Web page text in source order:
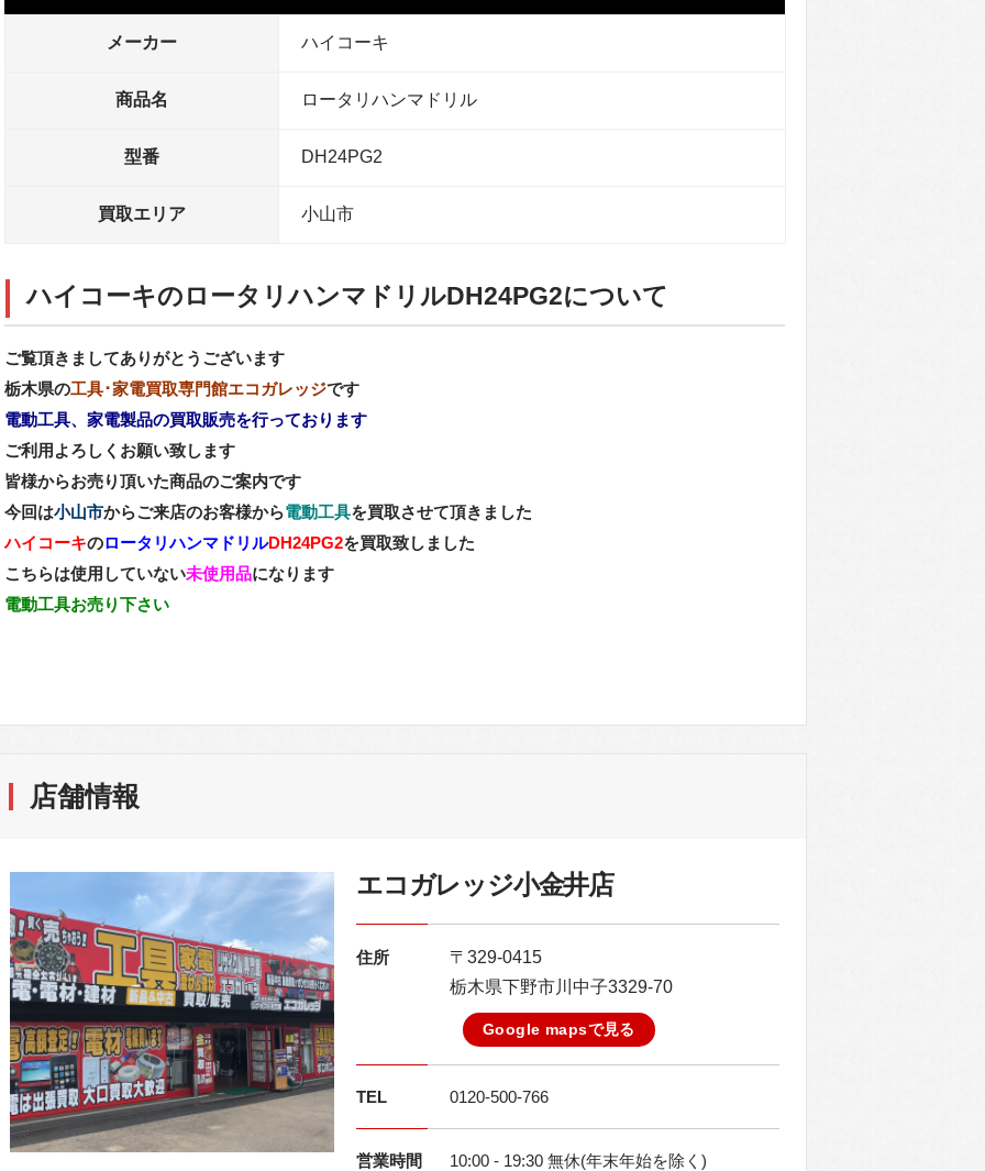
メーカー ハイコーキ
商品名 ロータリハンマドリル
型番 DH24PG2
買取エリア 小山市
ハイコーキのロータリハンマドリルDH24PG2について
ご覧頂きましてありがとうございます
栃木県の工具･家電買取専門館エコガレッジです
電動工具、家電製品の買取販売を行っております
ご利用よろしくお願い致します
皆様からお売り頂いた商品のご案内です
今回は小山市からご来店のお客様から電動工具を買取させて頂きました
ハイコーキのロータリハンマドリルDH24PG2を買取致しました
こちらは使用していない未使用品になります
電動工具お売り下さい
店舗情報
エコガレッジ小金井店
住所
〒329-0415
栃木県下野市川中子3329-70
Google mapsで見る
TEL 0120-500-766
営業時間 10:00 - 19:30 無休(年末年始を除く)